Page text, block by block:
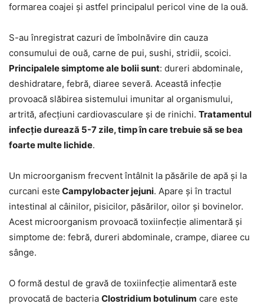
formarea coajei și astfel principalul pericol vine de la ouă.
S-au înregistrat cazuri de îmbolnăvire din cauza
consumului de ouă, carne de pui, sushi, stridii, scoici.
Principalele simptome ale bolii sunt: dureri abdominale,
deshidratare, febră, diaree severă. Această infecție
provoacă slăbirea sistemului imunitar al organismului,
artrită, afecțiuni cardiovasculare și de rinichi. Tratamentul
infecție durează 5-7 zile, timp în care trebuie să se bea
foarte multe lichide.
Un microorganism frecvent întâlnit la păsările de apă și la
curcani este Campylobacter jejuni. Apare și în tractul
intestinal al câinilor, pisicilor, păsărilor, oilor și bovinelor.
Acest microorganism provoacă toxiinfecție alimentară și
simptome de: febră, dureri abdominale, crampe, diaree cu
sânge.
O formă destul de gravă de toxiinfecție alimentară este
provocată de bacteria Clostridium botulinum care este